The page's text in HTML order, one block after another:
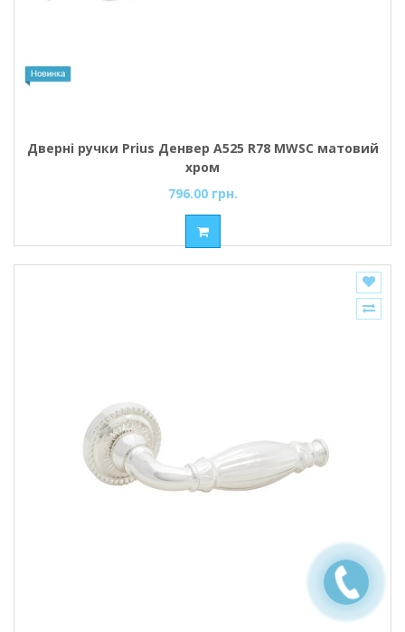
Дверні ручки Prius Денвер А525 R78 MWSC матовий
хром
796.00 грн.